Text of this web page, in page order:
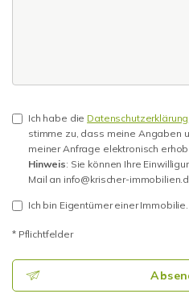
Ich habe die Datenschutzerklärung
stimme zu, dass meine Angaben
meiner Anfrage elektronisch
Hinweis: Sie können Ihre
Mail an info@krischer-
Ich bin Eigentümer einer Immobilie.
* Pflichtfelder